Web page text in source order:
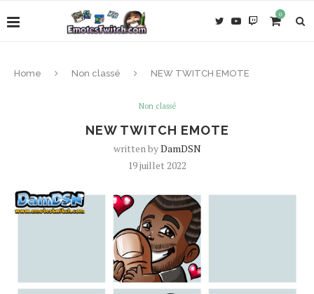
0
Home Non classé NEW TWITCH EMOTE
Non classé
NEW TWITCH EMOTE
written byDamDSN
19 juillet 2022